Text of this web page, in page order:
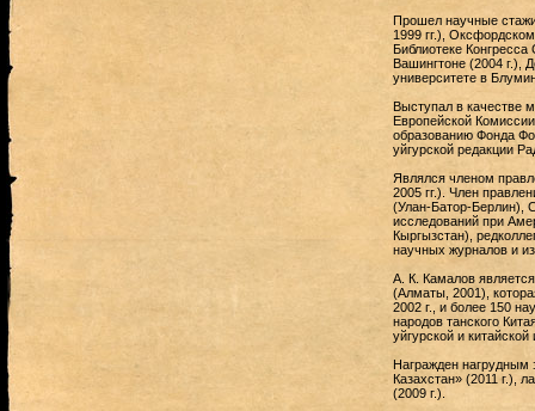
Прошел научные
1999 гг.),
Библиотеке
Вашингтоне (2004 г.),
университете в
Выступал в качестве
Европейской
образованию Фонда
уйгурской редакции
Являлся членом
2005 гг.). Член
(Улан-Батор-Берлин),
исследований при
Кыргызстан),
научных журналов и
А. К. Камалов
(Алматы, 2001),
2002 г., и более 150
народов танского
уйгурской и
Награжден нагрудным
Казахстан» (2011 г.),
(2009 г.).